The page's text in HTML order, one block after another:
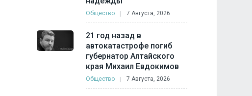
Общество 7 Августа, 2026
21 год назад в
автокатастрофе погиб
губернатор Алтайского
края Михаил Евдокимов
Общество 7 Августа, 2026